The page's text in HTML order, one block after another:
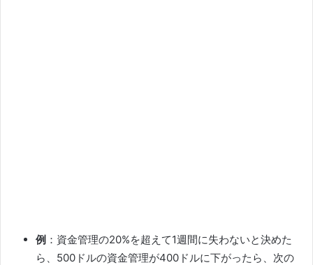
例 ：資金管理の20%を超えて1週間に失わないと決めた
ら、500ドルの資金管理が400ドルに下がったら、次の